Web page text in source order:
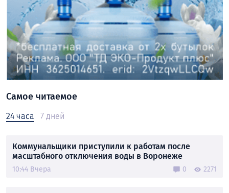
Самое читаемое
24 часа 7 дней
Коммунальщики приступили к работам после
масштабного отключения воды в Воронеже
10:44 Вчера 0 2271